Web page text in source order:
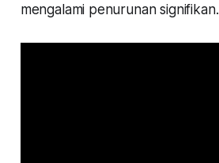
mengalami penurunan signifikan.